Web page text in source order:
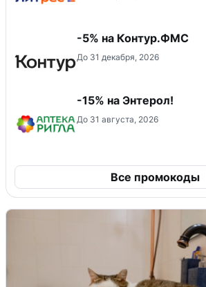
-5% на Контур.ФМС
До 31 декабря, 2026
-15% на Энтерол!
До 31 августа, 2026
Все промокоды